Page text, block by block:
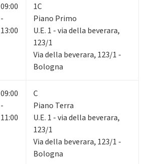
09:00
-
13:00
1C
Piano Primo
U.E. 1 - via della beverara,
123/1
Via della beverara, 123/1 -
Bologna
09:00
-
11:00
C
Piano Terra
U.E. 1 - via della beverara,
123/1
Via della beverara, 123/1 -
Bologna